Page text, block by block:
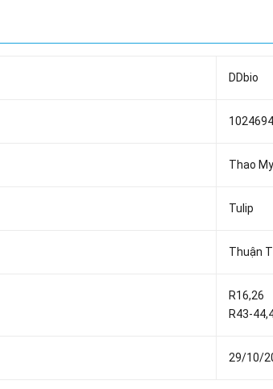
DDbio
Thao My
Tulip
Thuận
R16,26
R43-
29/10/